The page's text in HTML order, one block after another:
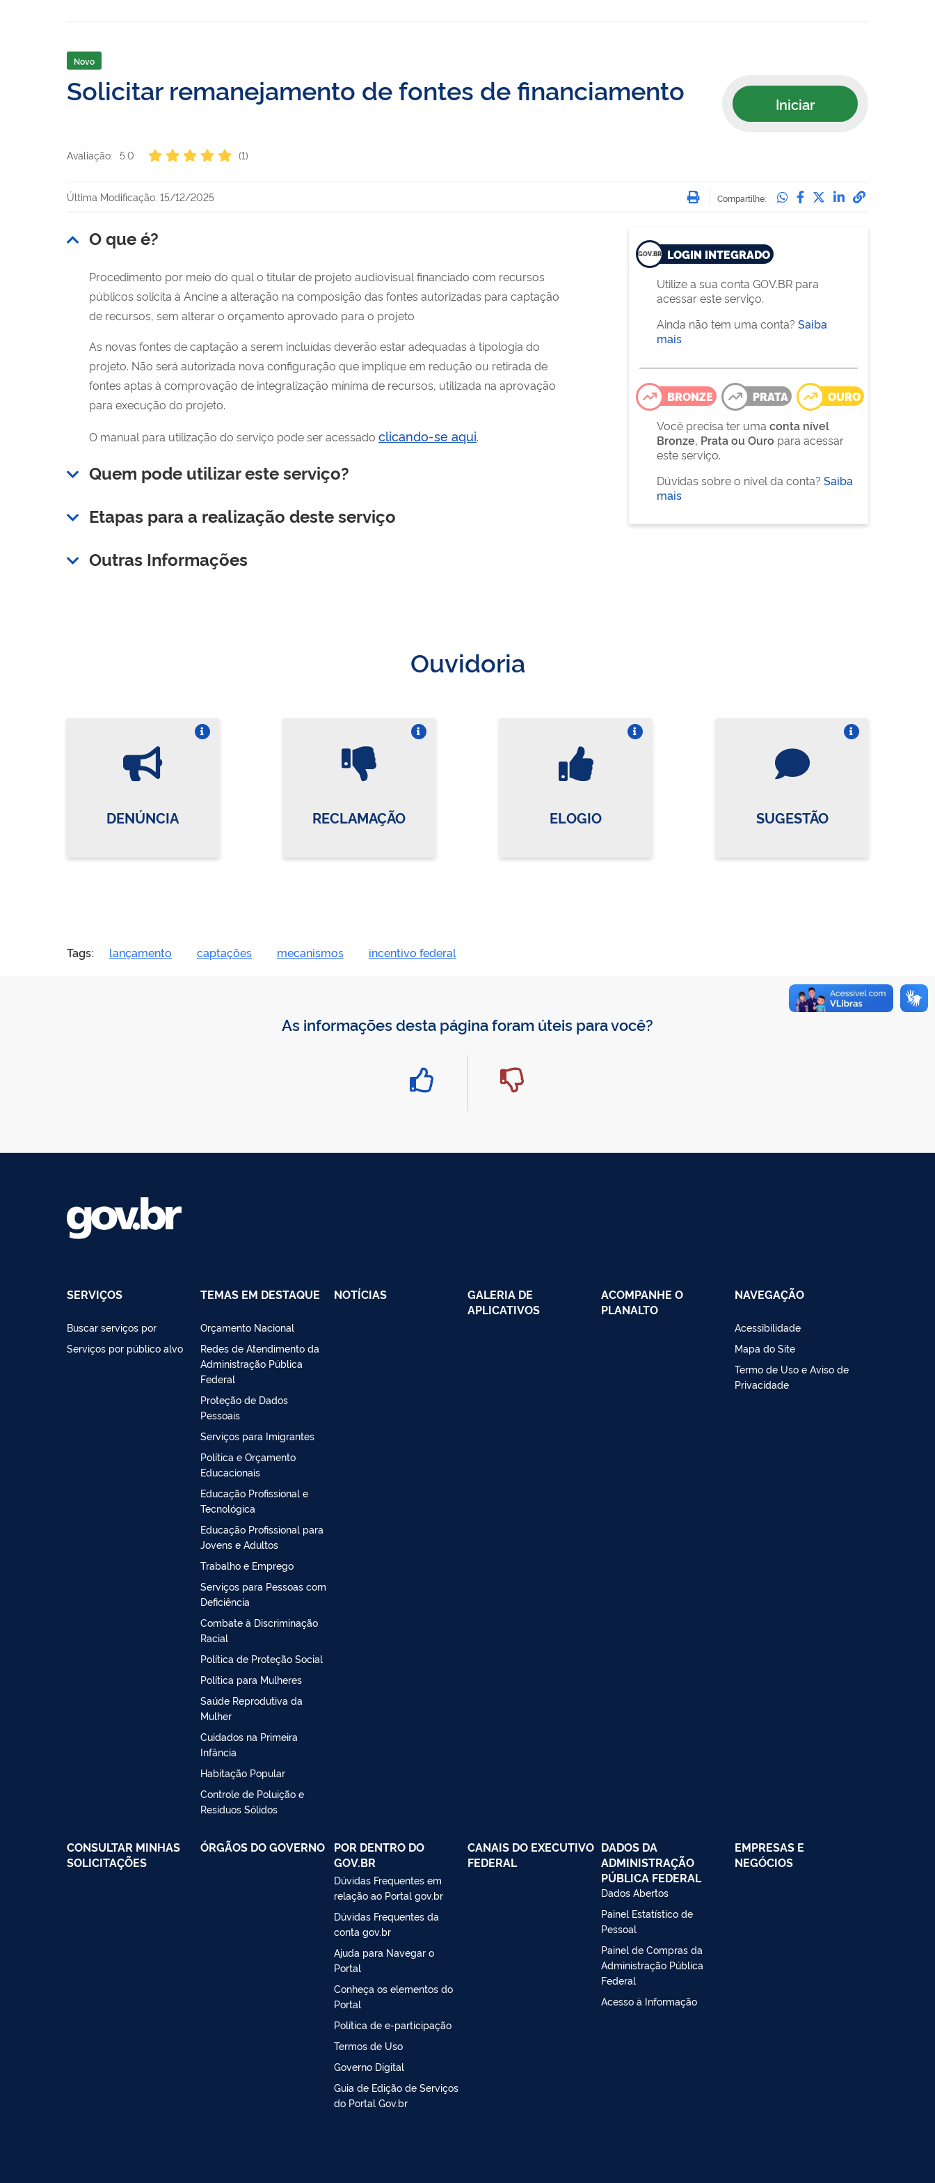
Novo
Solicitar remanejamento de fontes de financiamento Iniciar
Avaliação: 5.0 (1)
Imprimir
Compartilhe: Compartilhe no
Compartilhe no
Compartilhe no
Compartilhe
Última Modificação: 15/12/2025
O que é?
Procedimento por meio do qual o titular de projeto audiovisual financiado com recursos
públicos solicita à Ancine a alteração na composição das fontes autorizadas para captação
de recursos, sem alterar o orçamento aprovado para o projeto
As novas fontes de captação a serem incluídas deverão estar adequadas à tipologia do
projeto. Não será autorizada nova configuração que implique em redução ou retirada de
fontes aptas à comprovação de integralização mínima de recursos, utilizada na aprovação
para execução do projeto.
O manual para utilização do serviço pode ser acessado clicando-se aqui.
Quem pode utilizar este serviço?
Etapas para a realização deste serviço
Outras Informações
LOGIN INTEGRADO
Utilize a sua conta GOV.BR para
acessar este serviço.
Ainda não tem uma conta? Saiba
mais
BRONZE PRATA
OURO
Você precisa ter uma conta nível
Bronze, Prata ou Ouro para acessar
este serviço.
Dúvidas sobre o nível da conta? Saiba
mais
Ouvidoria
DENÚNCIA RECLAMAÇÃO ELOGIO SUGESTÃO
Tags: lançamento captações mecanismos incentivo federal
As informações desta página foram úteis para você?
SERVIÇOS
Buscar serviços por
Serviços por público alvo
TEMAS EM DESTAQUE
Orçamento Nacional
Redes de Atendimento da
Administração Pública
Federal
Proteção de Dados
Pessoais
Serviços para Imigrantes
Política e Orçamento
Educacionais
Educação Profissional e
Tecnológica
Educação Profissional para
Jovens e Adultos
Trabalho e Emprego
Serviços para Pessoas com
Deficiência
Combate à Discriminação
Racial
Política de Proteção Social
Política para Mulheres
Saúde Reprodutiva da
Mulher
Cuidados na Primeira
Infância
Habitação Popular
Controle de Poluição e
Resíduos Sólidos
NOTÍCIAS
GALERIA DE
APLICATIVOS
ACOMPANHE O
PLANALTO
NAVEGAÇÃO
Acessibilidade
Mapa do Site
Termo de Uso e Aviso de
Privacidade
CONSULTAR MINHAS
SOLICITAÇÕES
ÓRGÃOS DO GOVERNO
POR DENTRO DO
GOV.BR
Dúvidas Frequentes em
relação ao Portal gov.br
Dúvidas Frequentes da
conta gov.br
Ajuda para Navegar o
Portal
Conheça os elementos do
Portal
Política de e-participação
Termos de Uso
Governo Digital
Guia de Edição de Serviços
do Portal Gov.br
CANAIS DO EXECUTIVO
FEDERAL
DADOS DA
ADMINISTRAÇÃO
PÚBLICA FEDERAL
Dados Abertos
Painel Estatístico de
Pessoal
Painel de Compras da
Administração Pública
Federal
Acesso à Informação
EMPRESAS E
NEGÓCIOS